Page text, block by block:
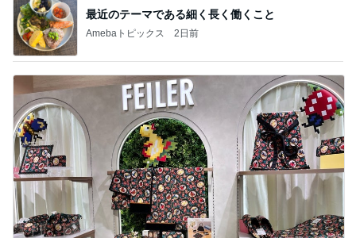
最近のテーマである細く長く働くこと
Amebaトピックス 2日前